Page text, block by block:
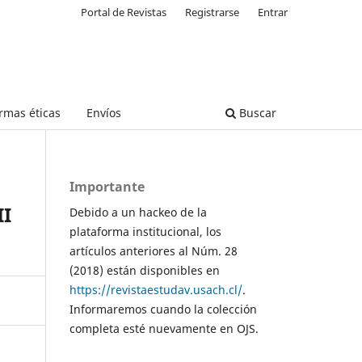
éticas Envíos Buscar
Portal de Revistas Registrarse Entrar
Importante
Debido a un hackeo de la
plataforma institucional, los
artículos anteriores al Núm. 28
(2018) están disponibles en
https://revistaestudav.usach.cl/.
Informaremos cuando la colección
completa esté nuevamente en OJS.